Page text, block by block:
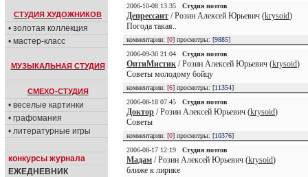
СТУДИЯ ХУДОЖНИКОВ
• золотая коллекция
• мастер-класс
МУЗЫКАЛЬНАЯ СТУДИЯ
СМЕХО-СТУДИЯ
• веселые картинки
• графомания
• литературные игры
конкурсы журнала
ЕЖЕДНЕВНИК
2006-10-08 13:35
Студия поэтов
Депрессант / Розин Алексей Юрьевич (krysoid)
Погода такая..
комментарии: [0] просмотры: [9885]
2006-09-30 21:04
Студия поэтов
ОптиМистик / Розин Алексей Юрьевич (krysoid)
Советы молодому бойцу
комментарии: [6] просмотры: [11354]
2006-08-18 07:45
Студия поэтов
Доктор / Розин Алексей Юрьевич (krysoid)
Советы
комментарии: [0] просмотры: [10376]
2006-08-17 12:19
Студия поэтов
Мадам / Розин Алексей Юрьевич (krysoid)
ближе к лирике